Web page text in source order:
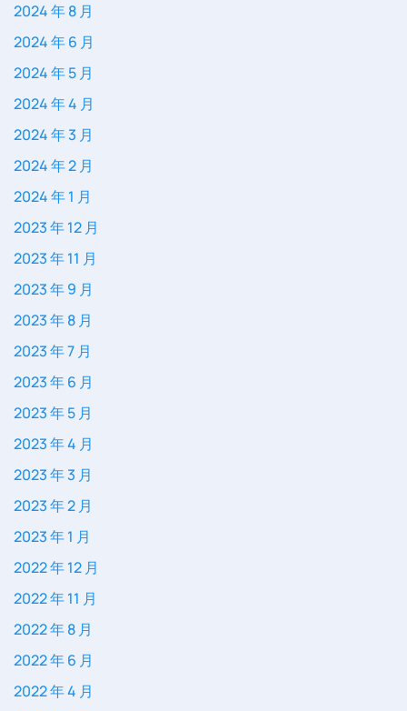
2024 年 8 月
2024 年 6 月
2024 年 5 月
2024 年 4 月
2024 年 3 月
2024 年 2 月
2024 年 1 月
2023 年 12 月
2023 年 11 月
2023 年 9 月
2023 年 8 月
2023 年 7 月
2023 年 6 月
2023 年 5 月
2023 年 4 月
2023 年 3 月
2023 年 2 月
2023 年 1 月
2022 年 12 月
2022 年 11 月
2022 年 8 月
2022 年 6 月
2022 年 4 月